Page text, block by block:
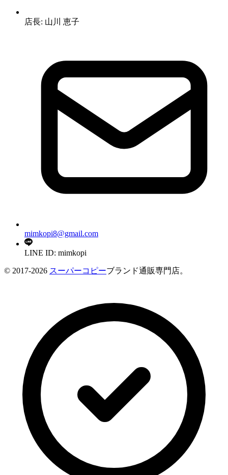
店長: 山川 恵子
mimkopi8@gmail.com
LINE ID: mimkopi
© 2017-2026 スーパーコピーブランド通販専門店。